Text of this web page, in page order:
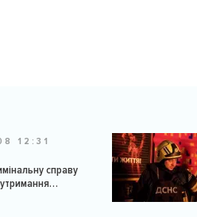
12:31
справу